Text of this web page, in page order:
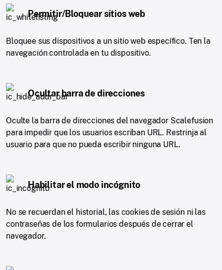
Permitir/Bloquear sitios web
Bloquee sus dispositivos a un sitio web específico. Ten la
navegación controlada en tu dispositivo.
Ocultar barra de direcciones
Oculte la barra de direcciones del navegador Scalefusion
para impedir que los usuarios escriban URL. Restrinja al
usuario para que no pueda escribir ninguna URL.
Habilitar el modo incógnito
No se recuerdan el historial, las cookies de sesión ni las
contraseñas de los formularios después de cerrar el
navegador.